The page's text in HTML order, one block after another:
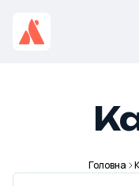
Головна